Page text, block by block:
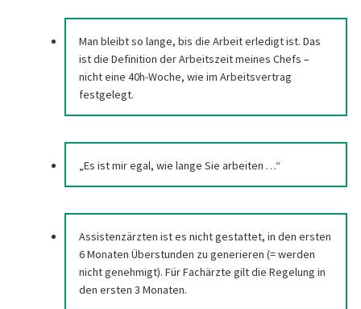
Man bleibt so lange, bis die Arbeit erledigt ist. Das
ist die Definition der Arbeitszeit meines Chefs –
nicht eine 40h-Woche, wie im Arbeitsvertrag
festgelegt.
„Es ist mir egal, wie lange Sie arbeiten …“
Assistenzärzten ist es nicht gestattet, in den ersten
6 Monaten Überstunden zu generieren (= werden
nicht genehmigt). Für Fachärzte gilt die Regelung in
den ersten 3 Monaten.